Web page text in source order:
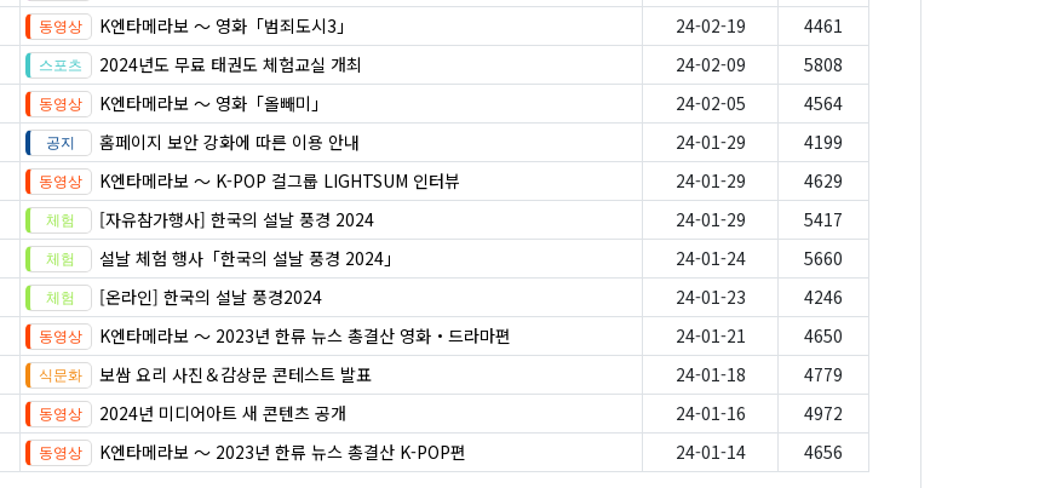
K엔타메라보 ～ 영화「범죄도시3」 24-02-19
4461
2024년도 무료 태권도 체험교실 개최 24-02-09
5808
K엔타메라보 ～ 영화「올빼미」 24-02-05
4564
홈페이지 보안 강화에 따른 이용 안내 24-01-29
4199
K엔타메라보 ～ K-POP 걸그룹 LIGHTSUM 인터뷰 24-01-29
4629
[자유참가행사] 한국의 설날 풍경 2024 24-01-29
5417
설날 체험 행사「한국의 설날 풍경 2024」 24-01-24
5660
[온라인] 한국의 설날 풍경2024 24-01-23
4246
K엔타메라보 ～ 2023년 한류 뉴스 총결산 영화・드라마편 24-01-21
4650
보쌈 요리 사진＆감상문 콘테스트 발표 24-01-18
4779
2024년 미디어아트 새 콘텐츠 공개 24-01-16
4972
K엔타메라보 ～ 2023년 한류 뉴스 총결산 K-POP편 24-01-14 4656